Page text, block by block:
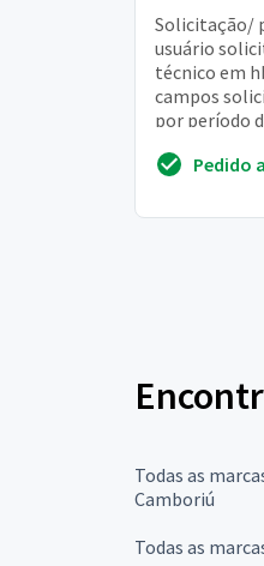
Solicitação/
usuário
técnico em
campos
por período
pabx – re...
Pedido
Todas as
Camboriú
Todas as